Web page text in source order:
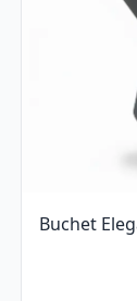
Buchet